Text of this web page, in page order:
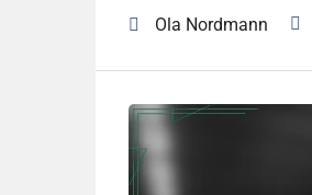
Ola Nordmann